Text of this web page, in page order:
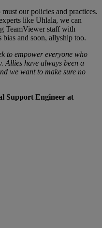
our policies and practices.
like Uhlala, we can
TeamViewer staff with
bias and soon, allyship too.
to empower everyone who
Allies have always been a
we want to make sure no
Support Engineer at